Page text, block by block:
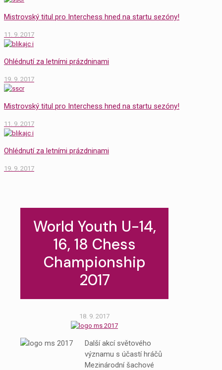
Mistrovský titul pro Interchess hned na startu sezóny!
11. 9. 2017
Ohlédnutí za letními prázdninami
19. 9. 2017
Mistrovský titul pro Interchess hned na startu sezóny!
11. 9. 2017
Ohlédnutí za letními prázdninami
19. 9. 2017
World Youth U-14,
16, 18 Chess
Championship
2017
18. 9. 2017
Další akcí světového
významu s účastí hráčů
Mezinárodní šachové